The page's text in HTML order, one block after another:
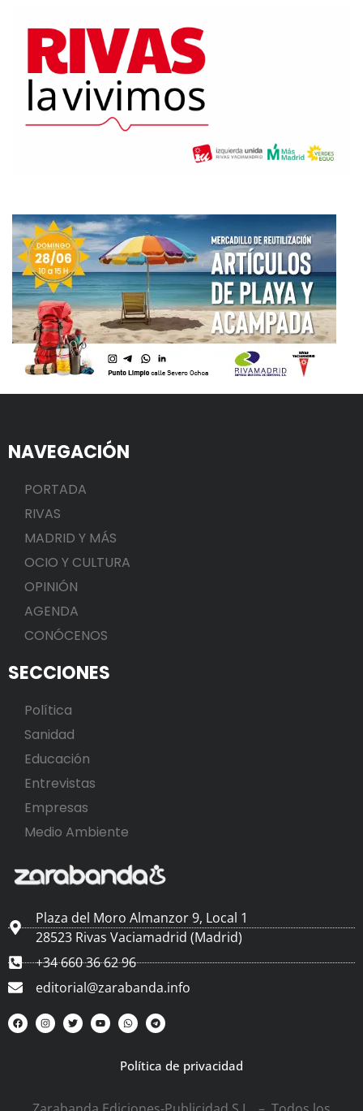
NAVEGACIÓN
PORTADA
RIVAS
MADRID Y MÁS
OCIO Y CULTURA
OPINIÓN
AGENDA
CONÓCENOS
SECCIONES
Política
Sanidad
Educación
Entrevistas
Empresas
Medio Ambiente
Plaza del Moro Almanzor 9, Local 1
28523 Rivas Vaciamadrid (Madrid)
+34 660 36 62 96
editorial@zarabanda.info
Política de privacidad